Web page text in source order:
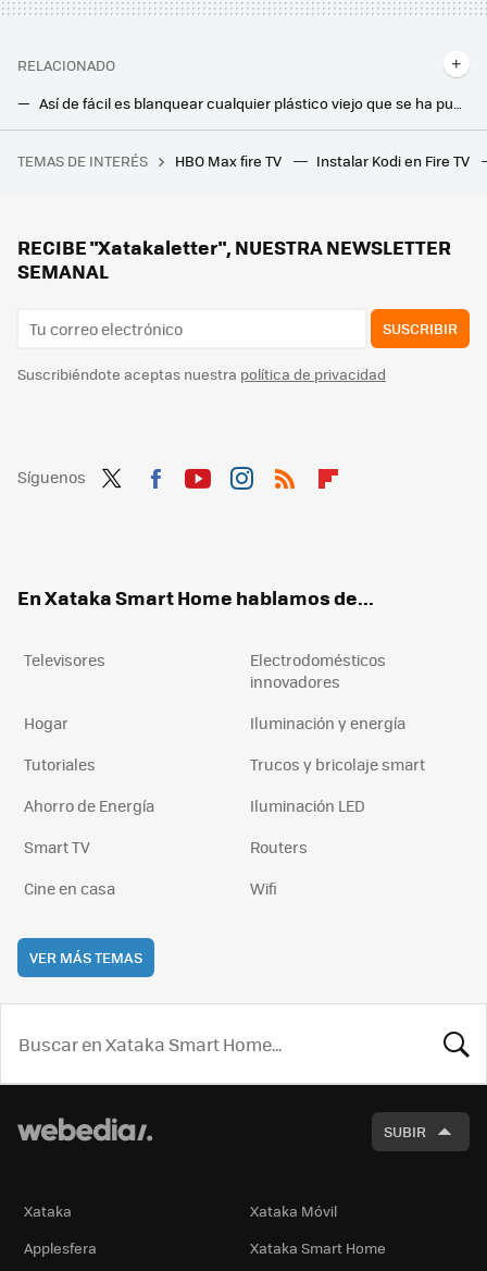
RELACIONADO
Así de fácil es blanquear cualquier plástico viejo que se ha puesto amarillo con un producto que tienes en casa
Así de fácil es quitar la cal del fregadero durante semanas. Este es el truco casero definitivo
Cómo limpiar un ventilador de torre sin desmontarlo: trucos, productos y todo lo que necesitas
TEMAS DE INTERÉS HBO Max fire TV Instalar Kodi en Fire TV
RECIBE "Xatakaletter", NUESTRA NEWSLETTER
SEMANAL
SUSCRIBIR
Suscribiéndote aceptas nuestra política de privacidad
Síguenos
En Xataka Smart Home hablamos de...
Televisores
Electrodomésticos
innovadores
Hogar
Iluminación y energía
Tutoriales
Trucos y bricolaje smart
Ahorro de Energía
Iluminación LED
Smart TV
Routers
Cine en casa
Wifi
VER MÁS TEMAS
SUBIR
Xataka
Xataka Móvil
Applesfera
Xataka Smart Home